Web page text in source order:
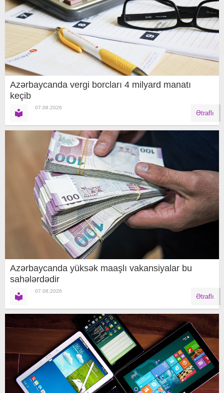
Azərbaycanda vergi borcları 4 milyard manatı
keçib
07.08.2026
Ətraflı
Azərbaycanda yüksək maaşlı vakansiyalar bu
sahələrdədir
07.08.2026
Ətraflı